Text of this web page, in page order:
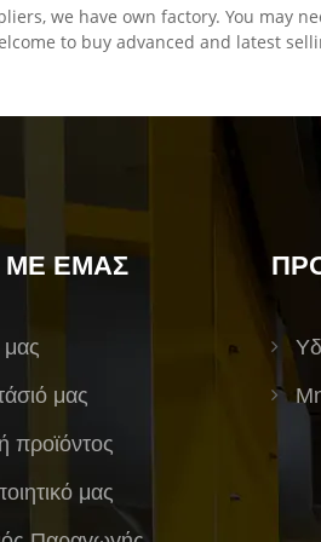
we have own factory. You may
to buy advanced and latest
ΜΕ ΕΜΆΣ
μας
μας
προϊόντος
μας